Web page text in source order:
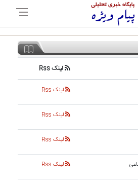
لینک Rss
لینک Rss
لینک Rss
لینک Rss
لینک Rss